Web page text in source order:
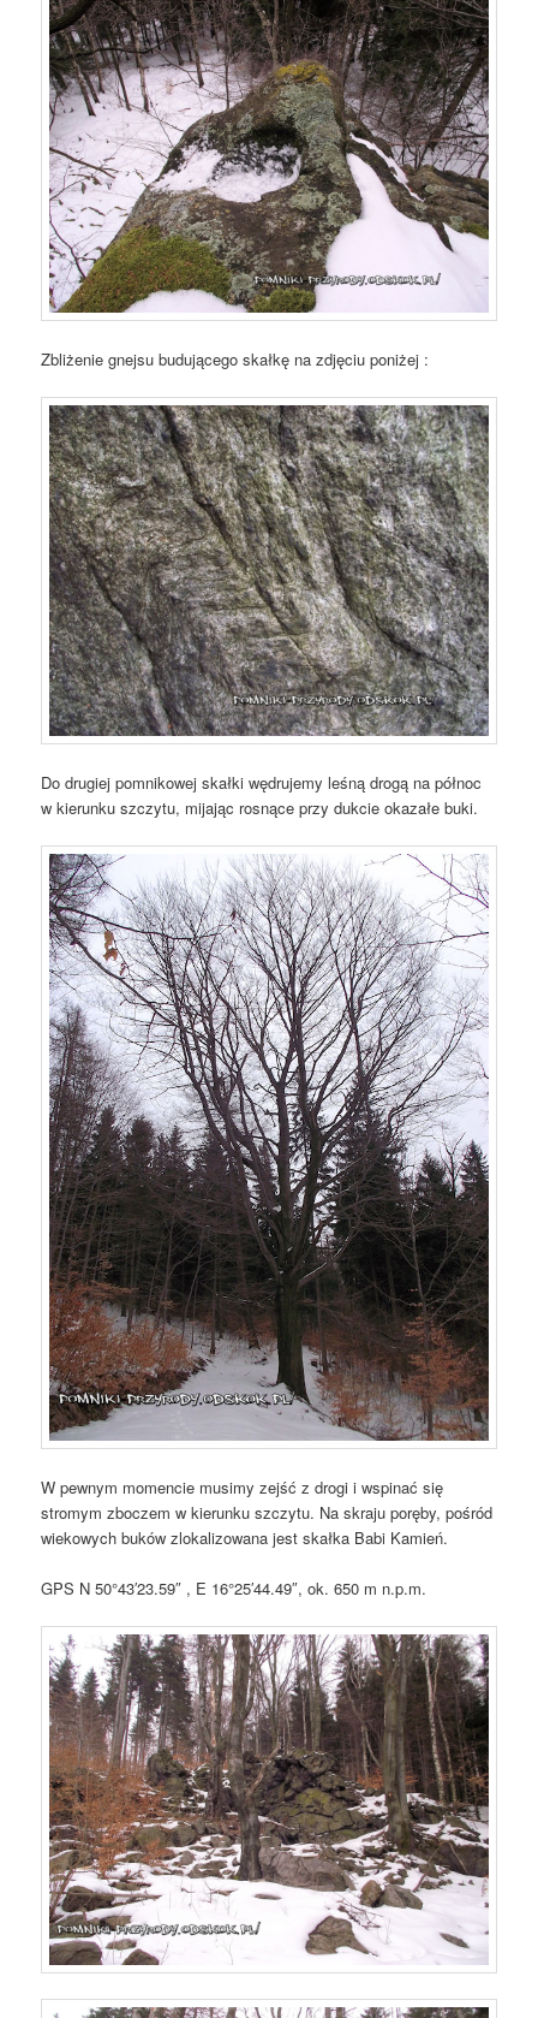
Zbliżenie gnejsu budującego skałkę na zdjęciu poniżej :
Do drugiej pomnikowej skałki wędrujemy leśną drogą na północ
w kierunku szczytu, mijając rosnące przy dukcie okazałe buki.
W pewnym momencie musimy zejść z drogi i wspinać się
stromym zboczem w kierunku szczytu. Na skraju poręby, pośród
wiekowych buków zlokalizowana jest skałka Babi Kamień.
GPS N 50°43′23.59″ , E 16°25′44.49″, ok. 650 m n.p.m.